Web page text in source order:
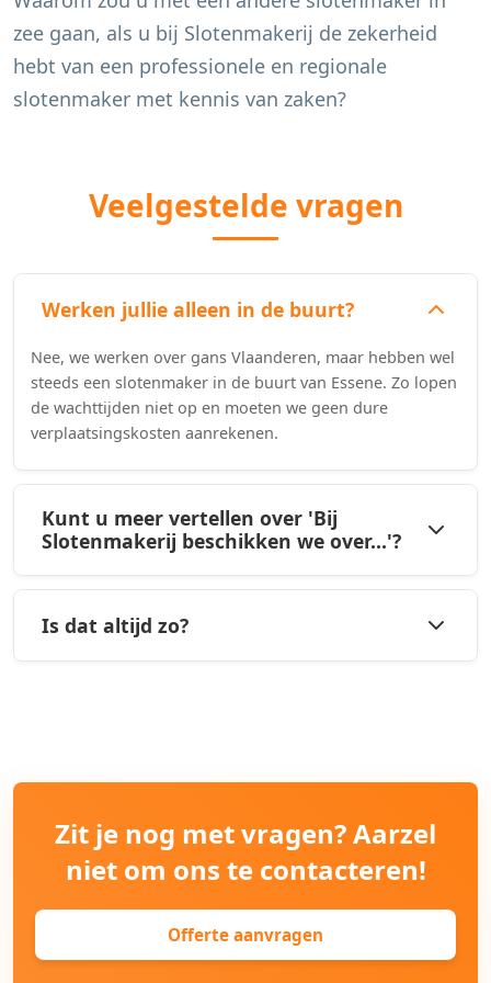
zee gaan, als u bij Slotenmakerij de zekerheid
hebt van een professionele en regionale
slotenmaker met kennis van zaken?
Veelgestelde vragen
Werken jullie alleen in de buurt?
Nee, we werken over gans Vlaanderen, maar hebben wel
steeds een slotenmaker in de buurt van Essene. Zo lopen
de wachttijden niet op en moeten we geen dure
verplaatsingskosten aanrekenen.
Kunt u meer vertellen over 'Bij
Slotenmakerij beschikken we over...'?
Is dat altijd zo?
Zit je nog met vragen? Aarzel
niet om ons te contacteren!
Offerte aanvragen